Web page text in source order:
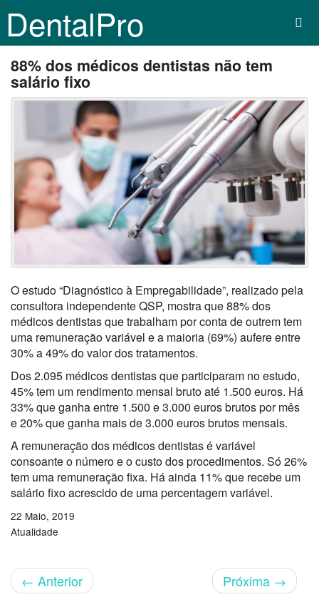
DentalPro
88% dos médicos dentistas não tem
salário fixo
O estudo “Diagnóstico à Empregabilidade”, realizado pela
consultora independente QSP, mostra que 88% dos
médicos dentistas que trabalham por conta de outrem tem
uma remuneração variável e a maioria (69%) aufere entre
30% a 49% do valor dos tratamentos.
Dos 2.095 médicos dentistas que participaram no estudo,
45% tem um rendimento mensal bruto até 1.500 euros. Há
33% que ganha entre 1.500 e 3.000 euros brutos por mês
e 20% que ganha mais de 3.000 euros brutos mensais.
A remuneração dos médicos dentistas é variável
consoante o número e o custo dos procedimentos. Só 26%
tem uma remuneração fixa. Há ainda 11% que recebe um
salário fixo acrescido de uma percentagem variável.
22 Maio, 2019
Atualidade
← Anterior Próxima →